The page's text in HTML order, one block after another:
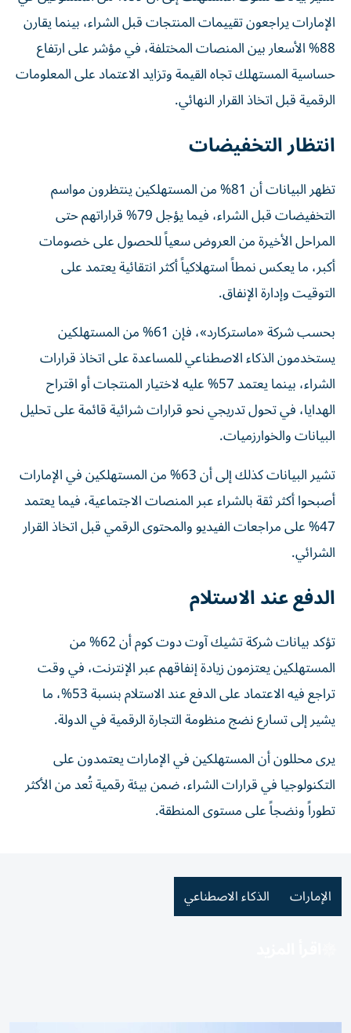
الإمارات يراجعون تقييمات المنتجات قبل الشراء، بينما يقارن
88% الأسعار بين المنصات المختلفة، في مؤشر على ارتفاع
حساسية المستهلك تجاه القيمة وتزايد الاعتماد على المعلومات
الرقمية قبل اتخاذ القرار النهائي.
انتظار التخفيضات
تظهر البيانات أن 81% من المستهلكين ينتظرون مواسم
التخفيضات قبل الشراء، فيما يؤجل 79% قراراتهم حتى
المراحل الأخيرة من العروض سعياً للحصول على خصومات
أكبر، ما يعكس نمطاً استهلاكياً أكثر انتقائية يعتمد على
التوقيت وإدارة الإنفاق.
بحسب شركة «ماستركارد»، فإن 61% من المستهلكين
يستخدمون الذكاء الاصطناعي للمساعدة على اتخاذ قرارات
الشراء، بينما يعتمد 57% عليه لاختيار المنتجات أو اقتراح
الهدايا، في تحول تدريجي نحو قرارات شرائية قائمة على تحليل
البيانات والخوارزميات.
تشير البيانات كذلك إلى أن 63% من المستهلكين في الإمارات
أصبحوا أكثر ثقة بالشراء عبر المنصات الاجتماعية، فيما يعتمد
47% على مراجعات الفيديو والمحتوى الرقمي قبل اتخاذ القرار
الشرائي.
الدفع عند الاستلام
تؤكد بيانات شركة تشيك آوت دوت كوم أن 62% من
المستهلكين يعتزمون زيادة إنفاقهم عبر الإنترنت، في وقت
تراجع فيه الاعتماد على الدفع عند الاستلام بنسبة 53%، ما
يشير إلى تسارع نضج منظومة التجارة الرقمية في الدولة.
يرى محللون أن المستهلكين في الإمارات يعتمدون على
التكنولوجيا في قرارات الشراء، ضمن بيئة رقمية تُعد من الأكثر
تطوراً ونضجاً على مستوى المنطقة.
الإمارات الذكاء الاصطناعي